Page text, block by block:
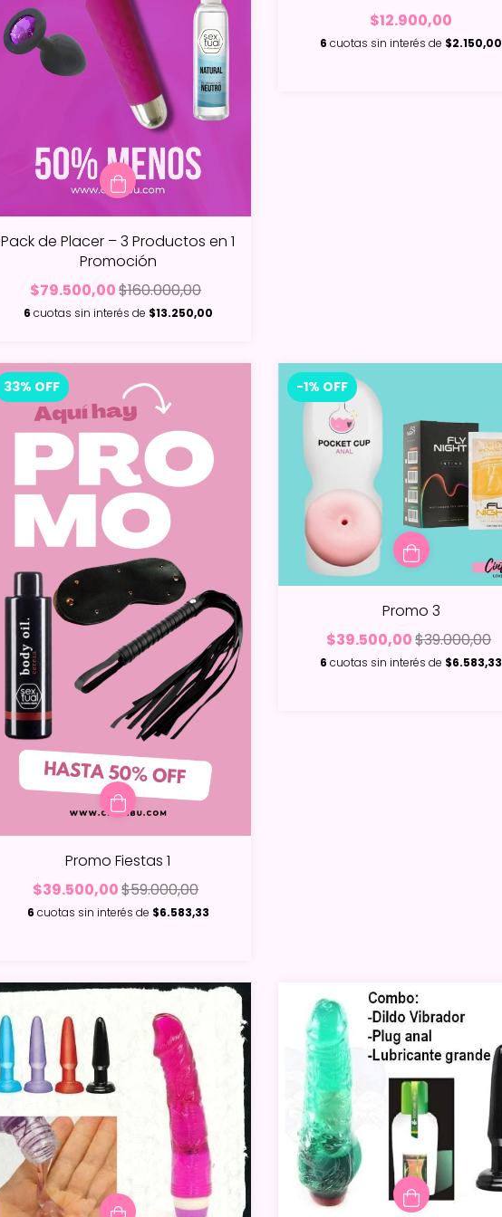
Pack de Placer – 3 Productos en 1
Promoción
$79.500,00$160.000,00
6 cuotas sin interés de $13.250,00
$12.900,00
6 cuotas sin interés de $2.150,00
33% OFF
Promo Fiestas 1
$39.500,00$59.000,00
6 cuotas sin interés de $6.583,33
-1% OFF
Promo 3
$39.500,00$39.000,00
6 cuotas sin interés de $6.583,33